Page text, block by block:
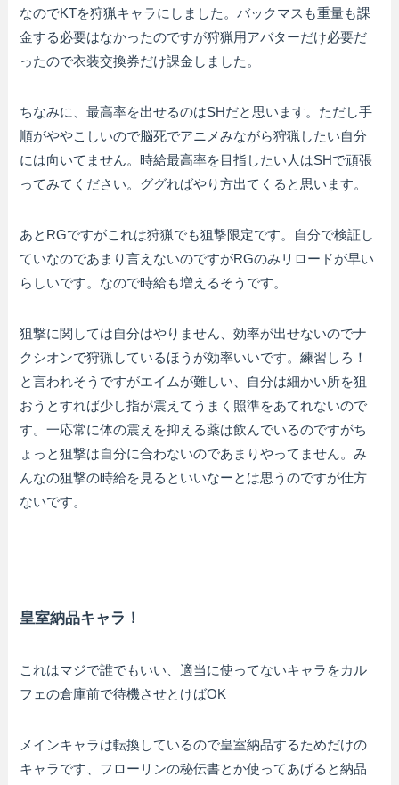
なのでKTを狩猟キャラにしました。バックマスも重量も課
金する必要はなかったのですが狩猟用アバターだけ必要だ
ったので衣装交換券だけ課金しました。
ちなみに、最高率を出せるのはSHだと思います。ただし手
順がややこしいので脳死でアニメみながら狩猟したい自分
には向いてません。時給最高率を目指したい人はSHで頑張
ってみてください。ググればやり方出てくると思います。
あとRGですがこれは狩猟でも狙撃限定です。自分で検証し
ていなのであまり言えないのですがRGのみリロードが早い
らしいです。なので時給も増えるそうです。
狙撃に関しては自分はやりません、効率が出せないのでナ
クシオンで狩猟しているほうが効率いいです。練習しろ！
と言われそうですがエイムが難しい、自分は細かい所を狙
おうとすれば少し指が震えてうまく照準をあてれないので
す。一応常に体の震えを抑える薬は飲んでいるのですがち
ょっと狙撃は自分に合わないのであまりやってません。み
んなの狙撃の時給を見るといいなーとは思うのですが仕方
ないです。
皇室納品キャラ！
これはマジで誰でもいい、適当に使ってないキャラをカル
フェの倉庫前で待機させとけばOK
メインキャラは転換しているので皇室納品するためだけの
キャラです、フローリンの秘伝書とか使ってあげると納品